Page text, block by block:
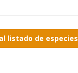
listado de especies